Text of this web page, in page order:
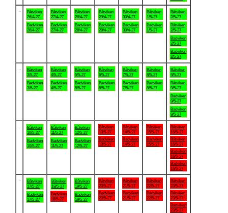
Båtviken
26/4-27
Badviken
26/4-27
Båtviken
27/4-27
Badviken
27/4-27
Båtviken
28/4-27
Badviken
28/4-27
Båtviken
29/4-27
Badviken
29/4-27
Båtviken
30/4-27
Badviken
30/4-27
Båtviken
1/5-27
Badviken
1/5-27
Båtviken
2/5-27
Båtviken
2/5-27
Badviken
2/5-27
Badviken
2/5-27
Båtviken
3/5-27
Badviken
3/5-27
Båtviken
4/5-27
Badviken
4/5-27
Båtviken
5/5-27
Badviken
5/5-27
Båtviken
6/5-27
Badviken
6/5-27
Båtviken
7/5-27
Badviken
7/5-27
Båtviken
8/5-27
Badviken
8/5-27
Båtviken
9/5-27
Båtviken
9/5-27
Badviken
9/5-27
Badviken
9/5-27
Båtviken
10/5-27
Badviken
10/5-27
Båtviken
11/5-27
Badviken
11/5-27
Båtviken
12/5-27
Badviken
12/5-27
Båtviken
13/5-27
Badviken
13/5-27
Båtviken
14/5-27
Badviken
14/5-27
Båtviken
15/5-27
Badviken
15/5-27
Båtviken
16/5-27
Båtviken
16/5-27
Badviken
16/5-27
Badviken
16/5-27
Båtviken
17/5-27
Badviken
17/5-27
Båtviken
18/5-27
Badviken
18/5-27
Båtviken
19/5-27
Badviken
19/5-27
Båtviken
20/5-27
Badviken
20/5-27
Båtviken
21/5-27
Badviken
21/5-27
Båtviken
22/5-27
Badviken
22/5-27
Båtviken
23/5-27
Båtviken
23/5-27
Badviken
23/5-27